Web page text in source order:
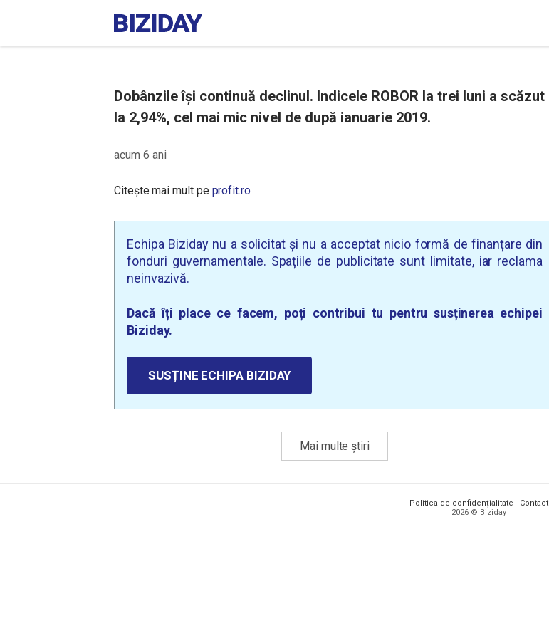
Dobânzile își continuă declinul. Indicele ROBOR la trei luni a scăzut
la 2,94%, cel mai mic nivel de după ianuarie 2019.
acum 6 ani
Citește mai mult pe profit.ro
Echipa Biziday nu a solicitat și nu a acceptat nicio formă de finanțare din
fonduri guvernamentale. Spațiile de publicitate sunt limitate, iar reclama
neinvazivă.
Dacă îți place ce facem, poți contribui tu pentru susținerea echipei
Biziday.
SUSȚINE ECHIPA BIZIDAY
Mai multe știri
Politica de confidențialitate · Contact
2026 © Biziday